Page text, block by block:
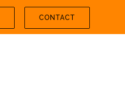
CONTACT